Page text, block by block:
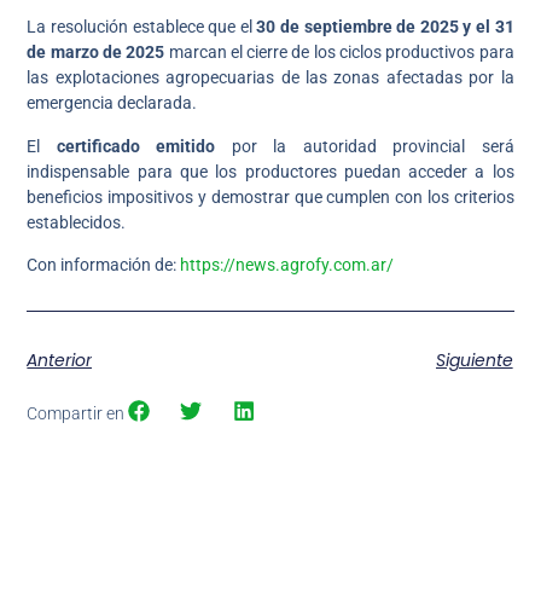
La resolución establece que el30 de septiembre de 2025 y el 31
de marzo de 2025 marcan el cierre de los ciclos productivos para
las explotaciones agropecuarias de las zonas afectadas por la
emergencia declarada.
El certificado emitido por la autoridad provincial será
indispensable para que los productores puedan acceder a los
beneficios impositivos y demostrar que cumplen con los criterios
establecidos.
Con información de: https://news.agrofy.com.ar/
Anterior Siguiente
Compartir en